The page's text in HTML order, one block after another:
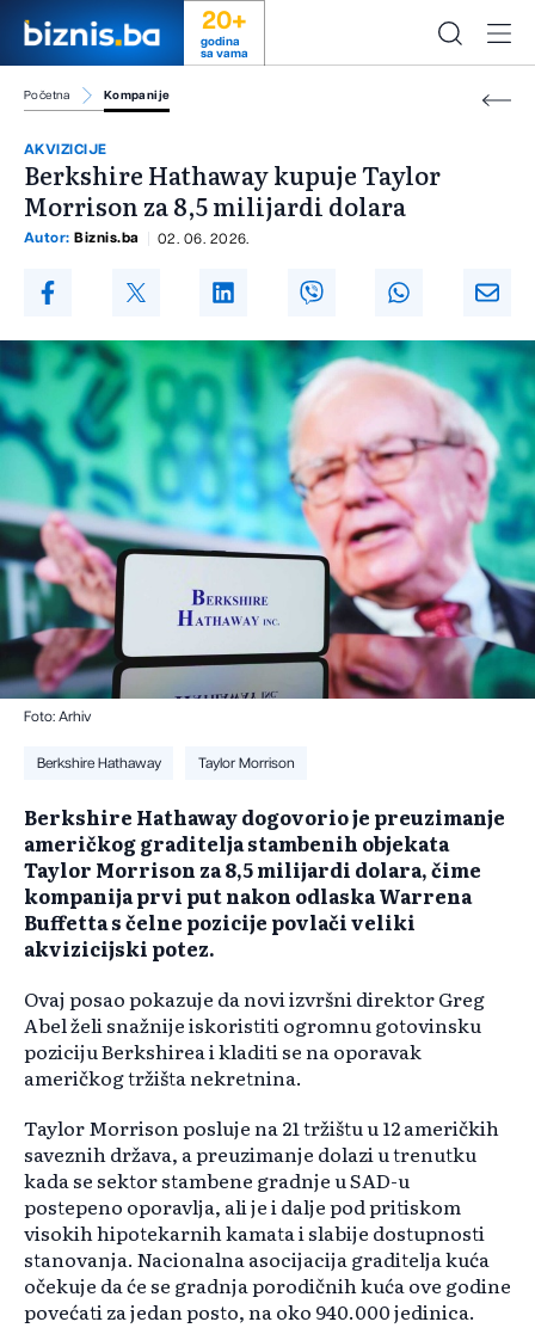
20+
godina
sa vama
Početna Kompanije
AKVIZICIJE
Berkshire Hathaway kupuje Taylor
Morrison za 8,5 milijardi dolara
Autor: Biznis.ba 02. 06. 2026.
Foto: Arhiv
Berkshire Hathaway Taylor Morrison
Berkshire Hathaway dogovorio je preuzimanje
američkog graditelja stambenih objekata
Taylor Morrison za 8,5 milijardi dolara, čime
kompanija prvi put nakon odlaska Warrena
Buffetta s čelne pozicije povlači veliki
akvizicijski potez.
Ovaj posao pokazuje da novi izvršni direktor Greg
Abel želi snažnije iskoristiti ogromnu gotovinsku
poziciju Berkshirea i kladiti se na oporavak
američkog tržišta nekretnina.
Taylor Morrison posluje na 21 tržištu u 12 američkih
saveznih država, a preuzimanje dolazi u trenutku
kada se sektor stambene gradnje u SAD-u
postepeno oporavlja, ali je i dalje pod pritiskom
visokih hipotekarnih kamata i slabije dostupnosti
stanovanja. Nacionalna asocijacija graditelja kuća
očekuje da će se gradnja porodičnih kuća ove godine
povećati za jedan posto, na oko 940.000 jedinica.